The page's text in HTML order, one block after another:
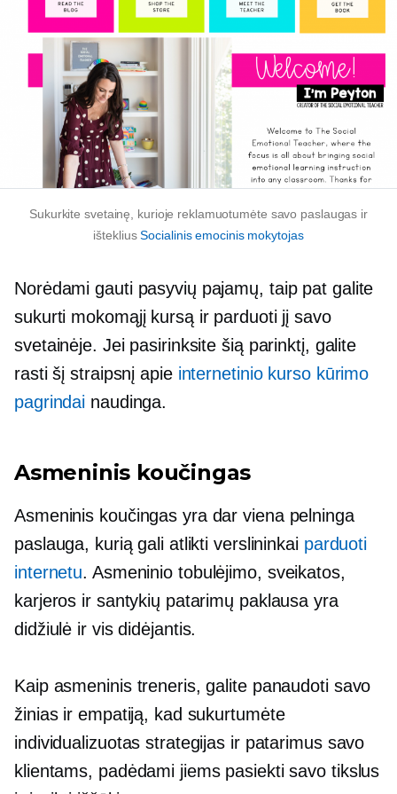
Sukurkite svetainę, kurioje reklamuotumėte savo paslaugas ir
ištekliusSocialinis emocinis mokytojas
Norėdami gauti pasyvių pajamų, taip pat galite
sukurti mokomąjį kursą ir parduoti jį savo
svetainėje. Jei pasirinksite šią parinktį, galite
rasti šį straipsnį apie internetinio kurso kūrimo
pagrindai naudinga.
Asmeninis koučingas
Asmeninis koučingas yra dar viena pelninga
paslauga, kurią gali atlikti verslininkai parduoti
internetu. Asmeninio tobulėjimo, sveikatos,
karjeros ir santykių patarimų paklausa yra
didžiulė ir vis didėjantis.
Kaip asmeninis treneris, galite panaudoti savo
žinias ir empatiją, kad sukurtumėte
individualizuotas strategijas ir patarimus savo
klientams, padėdami jiems pasiekti savo tikslus